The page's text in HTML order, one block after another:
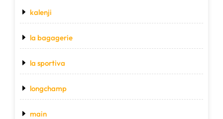
kalenji
la bagagerie
la sportiva
longchamp
main